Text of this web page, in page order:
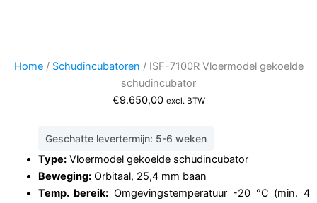
Home/ Schudincubatoren / ISF-7100R Vloermodel gekoelde
schudincubator
€9.650,00 excl. BTW
Geschatte levertermijn: 5-6 weken
Type:Vloermodel gekoelde schudincubator
Beweging:Orbitaal, 25,4 mm baan
Temp. bereik: Omgevingstemperatuur -20 °C (min. 4